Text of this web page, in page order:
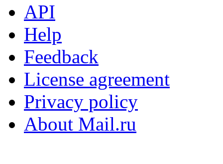
API
Help
Feedback
License agreement
Privacy policy
About Mail.ru